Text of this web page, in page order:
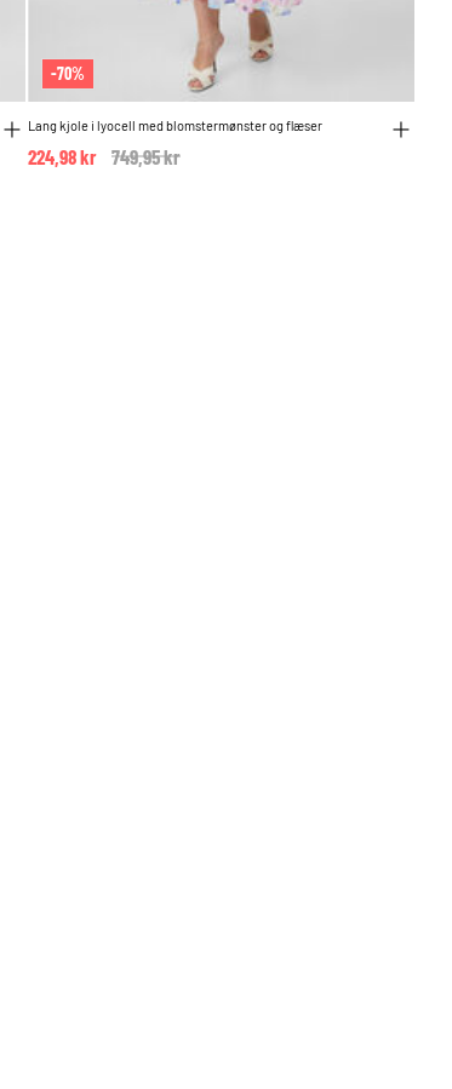
-70%
Lang kjole i lyocell med blomstermønster og flæser
Price reduced from
749,95 kr
224,98 kr